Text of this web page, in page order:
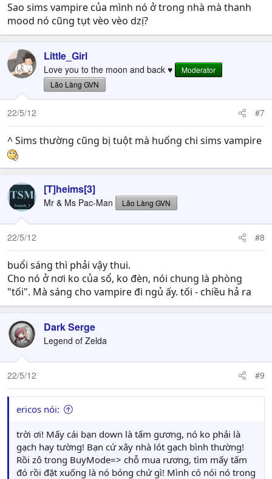
Sao sims vampire của mình nó ở trong nhà mà thanh
mood nó cũng tụt vèo vèo dzị?
Little_Girl
Love you to the moon and back ♥
Moderator
Lão Làng GVN
22/5/12 #7
^ Sims thường cũng bị tuột mà huống chi sims vampire
[T]heims[3]
Mr & Ms Pac-Man Lão Làng GVN
22/5/12 #8
buổi sáng thì phải vậy thui.
Cho nó ở nơi ko của sổ, ko đèn, nói chung là phòng
"tối". Mà sáng cho vampire đi ngủ ấy. tối - chiều hả ra
Dark Serge
Legend of Zelda
22/5/12 #9
ericos nói:
trời ơi! Mấy cái bạn down là tấm gương, nó ko phải là
gạch hay tường! Bạn cứ xây nhà lót gạch bình thường!
Rồi zô trong BuyMode=> chỗ mua rương, tìm mấy tấm
đó rồi đặt xuống là nó bóng chứ gì! Mình có nói nó trong